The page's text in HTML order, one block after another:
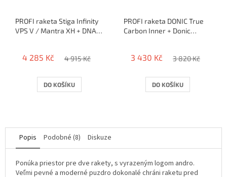
PROFI raketa Stiga Infinity
VPS V / Mantra XH + DNA
4 285 Kč 4 915 Kč
DO KOŠÍKU
PROFI raketa DONIC True
Carbon Inner + Donic
3 430 Kč 3 820 Kč
DO KOŠÍKU
Popis Podobné (8) Diskuze
Ponúka priestor pre dve rakety, s vyrazeným logom andro.
Veľmi pevné a moderné puzdro dokonalé chráni raketu pred